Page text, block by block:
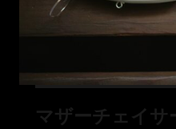
マザーチェイ